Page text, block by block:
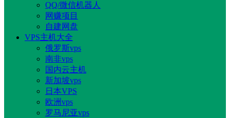
QQ/微信机器人
网赚项目
自建网盘
VPS主机大全
俄罗斯vps
南非vps
国内云主机
新加坡vps
日本VPS
欧洲vps
罗马尼亚vps